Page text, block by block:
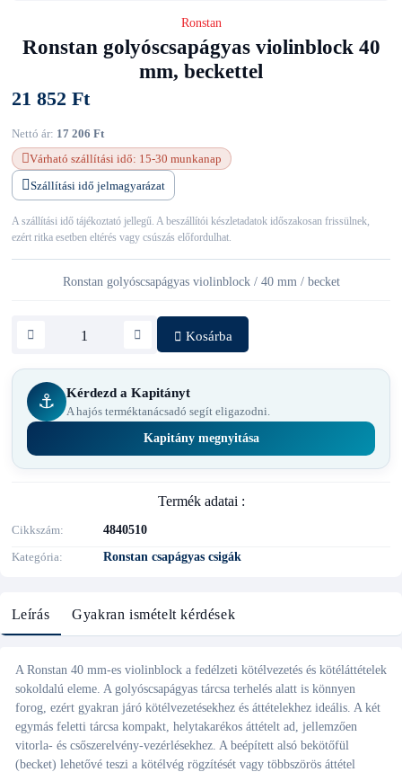
Ronstan
Ronstan golyóscsapágyas violinblock 40
mm, beckettel
21 852 Ft
Nettó ár: 17 206 Ft
Várható szállítási idő: 15-30 munkanap
Szállítási idő jelmagyarázat
A szállítási idő tájékoztató jellegű. A beszállítói készletadatok időszakosan frissülnek,
ezért ritka esetben eltérés vagy csúszás előfordulhat.
Ronstan golyóscsapágyas violinblock / 40 mm / becket
Kosárba
⚓ Kérdezd a Kapitányt
A hajós terméktanácsadó segít eligazodni.
Kapitány megnyitása
Termék adatai :
Cikkszám
4840510
Kategória
Ronstan csapágyas csigák
Leírás Gyakran ismételt kérdések
A Ronstan 40 mm-es violinblock a fedélzeti kötélvezetés és kötéláttételek
sokoldalú eleme. A golyóscsapágyas tárcsa terhelés alatt is könnyen
forog, ezért gyakran járó kötélvezetésekhez és áttételekhez ideális. A két
egymás feletti tárcsa kompakt, helytakarékos áttételt ad, jellemzően
vitorla- és csőszerelvény-vezérlésekhez. A beépített alsó bekötőfül
(becket) lehetővé teszi a kötélvég rögzítését vagy többszörös áttétel